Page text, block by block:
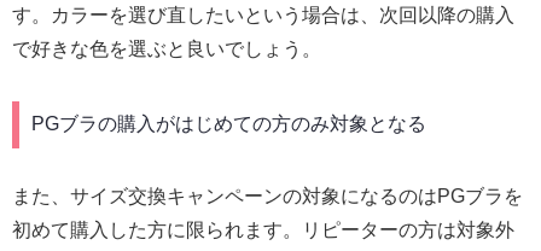
す。カラーを選び直したいという場合は、次回以降の購入
で好きな色を選ぶと良いでしょう。
PGブラの購入がはじめての方のみ対象となる
また、サイズ交換キャンペーンの対象になるのはPGブラを
初めて購入した方に限られます。リピーターの方は対象外